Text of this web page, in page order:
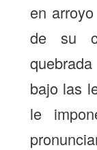
en
de su
bajo las
le